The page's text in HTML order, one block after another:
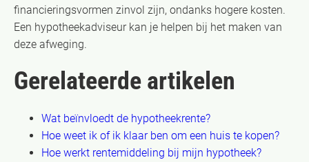
financieringsvormen zinvol zijn, ondanks hogere kosten.
Een hypotheekadviseur kan je helpen bij het maken van
deze afweging.
Gerelateerde artikelen
Wat beïnvloedt de hypotheekrente?
Hoe weet ik of ik klaar ben om een huis te kopen?
Hoe werkt rentemiddeling bij mijn hypotheek?